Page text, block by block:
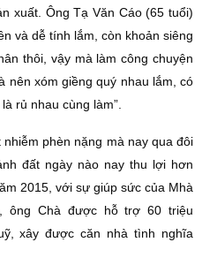
xuất. Ông Tạ Văn Cáo (65 tuổi)
và dễ tính lắm, còn khoản siêng
thôi, vậy mà làm công chuyện
nên xóm giềng quý nhau lắm, có
rủ nhau cùng làm”.
phèn nặng mà nay qua đôi
đất ngày nào nay thu lợi hơn
2015, với sự giúp sức của Mhà
ông Chà được hỗ trợ 60 triệu
xây được căn nhà tình nghĩa